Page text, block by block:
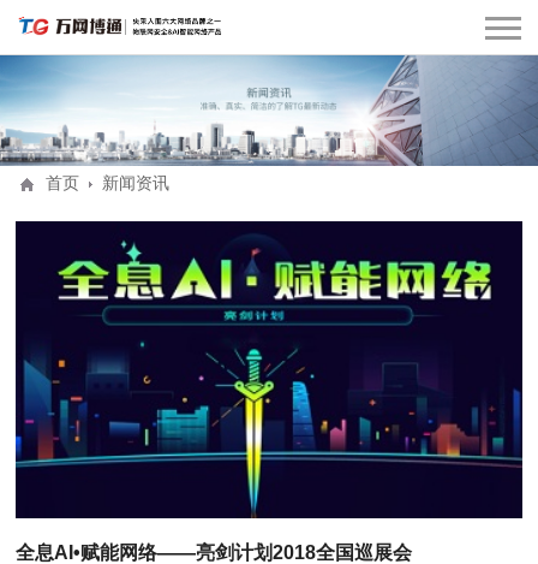
首页 新闻资讯
全息AI•赋能网络——亮剑计划2018全国巡展会